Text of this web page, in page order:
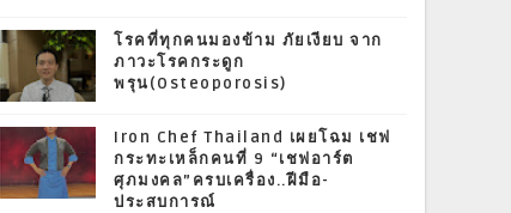
โรคที่ทุกคนมองข้าม ภัยเงียบ จาก
ภาวะโรคกระดูก
พรุน(Osteoporosis)
Iron Chef Thailand เผยโฉม เชฟ
กระทะเหล็กคนที่ 9 “เชฟอาร์ต
ศุภมงคล”ครบเครื่อง..ฝีมือ-
ประสบการณ์